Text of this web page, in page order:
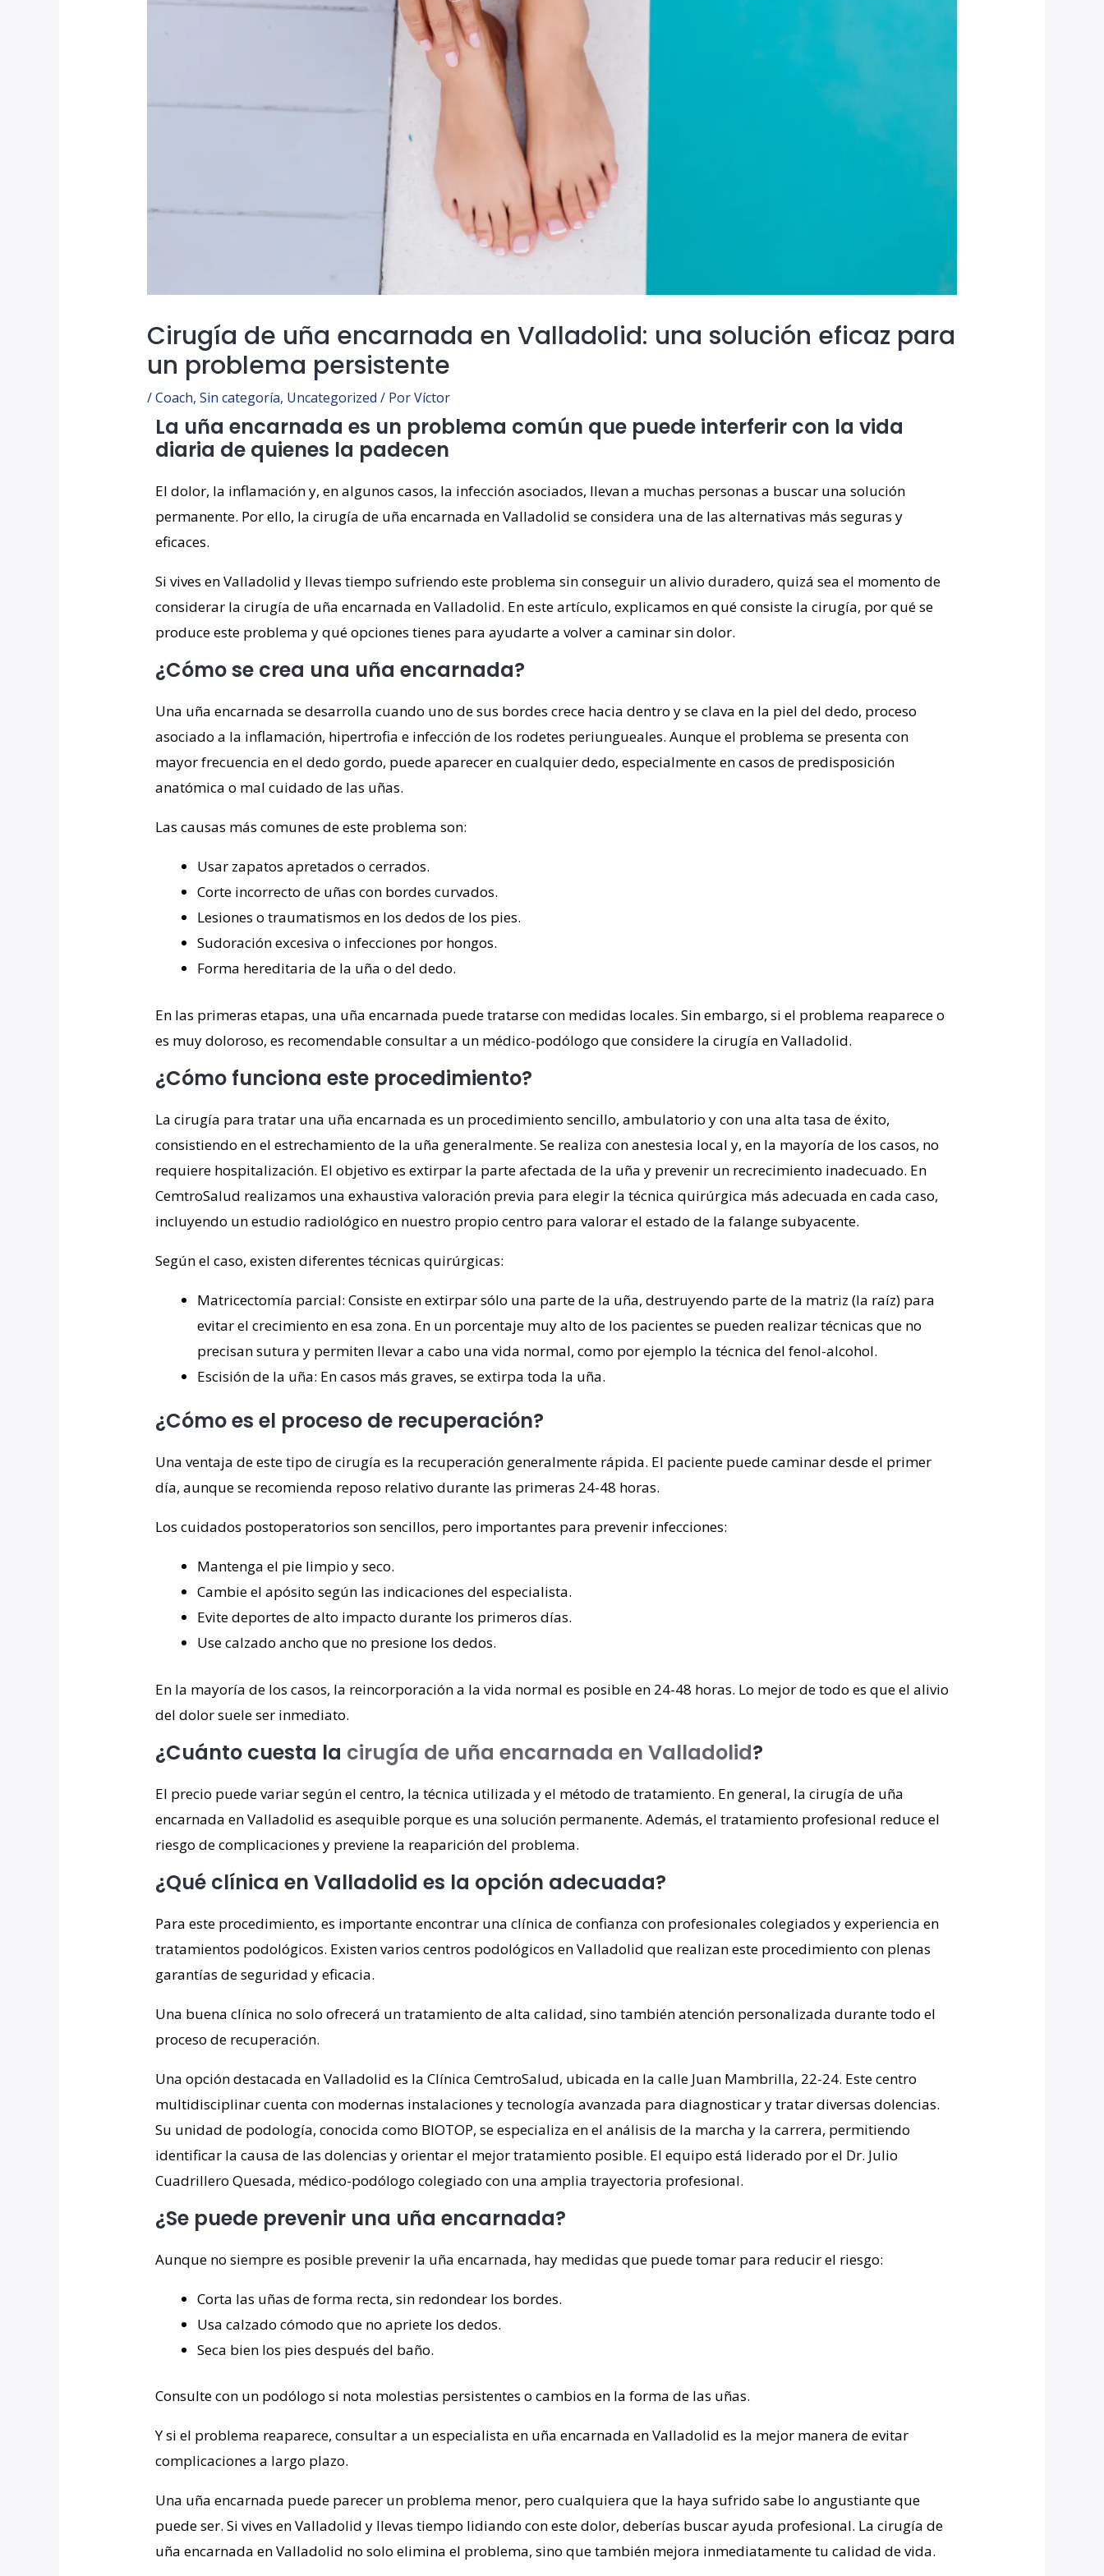
Cirugía de uña encarnada en Valladolid: una solución eficaz para
un problema persistente
/Coach, Sin categoría, Uncategorized / PorVíctor
La uña encarnada es un problema común que puede interferir con la vida
diaria de quienes la padecen
El dolor, la inflamación y, en algunos casos, la infección asociados, llevan a muchas personas a buscar una solución
permanente. Por ello, la cirugía de uña encarnada en Valladolid se considera una de las alternativas más seguras y
eficaces.
Si vives en Valladolid y llevas tiempo sufriendo este problema sin conseguir un alivio duradero, quizá sea el momento de
considerar la cirugía de uña encarnada en Valladolid. En este artículo, explicamos en qué consiste la cirugía, por qué se
produce este problema y qué opciones tienes para ayudarte a volver a caminar sin dolor.
¿Cómo se crea una uña encarnada?
Una uña encarnada se desarrolla cuando uno de sus bordes crece hacia dentro y se clava en la piel del dedo, proceso
asociado a la inflamación, hipertrofia e infección de los rodetes periungueales. Aunque el problema se presenta con
mayor frecuencia en el dedo gordo, puede aparecer en cualquier dedo, especialmente en casos de predisposición
anatómica o mal cuidado de las uñas.
Las causas más comunes de este problema son:
Usar zapatos apretados o cerrados.
Corte incorrecto de uñas con bordes curvados.
Lesiones o traumatismos en los dedos de los pies.
Sudoración excesiva o infecciones por hongos.
Forma hereditaria de la uña o del dedo.
En las primeras etapas, una uña encarnada puede tratarse con medidas locales. Sin embargo, si el problema reaparece o
es muy doloroso, es recomendable consultar a un médico-podólogo que considere la cirugía en Valladolid.
¿Cómo funciona este procedimiento?
La cirugía para tratar una uña encarnada es un procedimiento sencillo, ambulatorio y con una alta tasa de éxito,
consistiendo en el estrechamiento de la uña generalmente. Se realiza con anestesia local y, en la mayoría de los casos, no
requiere hospitalización. El objetivo es extirpar la parte afectada de la uña y prevenir un recrecimiento inadecuado. En
CemtroSalud realizamos una exhaustiva valoración previa para elegir la técnica quirúrgica más adecuada en cada caso,
incluyendo un estudio radiológico en nuestro propio centro para valorar el estado de la falange subyacente.
Según el caso, existen diferentes técnicas quirúrgicas:
Matricectomía parcial: Consiste en extirpar sólo una parte de la uña, destruyendo parte de la matriz (la raíz) para
evitar el crecimiento en esa zona. En un porcentaje muy alto de los pacientes se pueden realizar técnicas que no
precisan sutura y permiten llevar a cabo una vida normal, como por ejemplo la técnica del fenol-alcohol.
Escisión de la uña: En casos más graves, se extirpa toda la uña.
¿Cómo es el proceso de recuperación?
Una ventaja de este tipo de cirugía es la recuperación generalmente rápida. El paciente puede caminar desde el primer
día, aunque se recomienda reposo relativo durante las primeras 24-48 horas.
Los cuidados postoperatorios son sencillos, pero importantes para prevenir infecciones:
Mantenga el pie limpio y seco.
Cambie el apósito según las indicaciones del especialista.
Evite deportes de alto impacto durante los primeros días.
Use calzado ancho que no presione los dedos.
En la mayoría de los casos, la reincorporación a la vida normal es posible en 24-48 horas. Lo mejor de todo es que el alivio
del dolor suele ser inmediato.
¿Cuánto cuesta la cirugía de uña encarnada en Valladolid?
El precio puede variar según el centro, la técnica utilizada y el método de tratamiento. En general, la cirugía de uña
encarnada en Valladolid es asequible porque es una solución permanente. Además, el tratamiento profesional reduce el
riesgo de complicaciones y previene la reaparición del problema.
¿Qué clínica en Valladolid es la opción adecuada?
Para este procedimiento, es importante encontrar una clínica de confianza con profesionales colegiados y experiencia en
tratamientos podológicos. Existen varios centros podológicos en Valladolid que realizan este procedimiento con plenas
garantías de seguridad y eficacia.
Una buena clínica no solo ofrecerá un tratamiento de alta calidad, sino también atención personalizada durante todo el
proceso de recuperación.
Una opción destacada en Valladolid es la Clínica CemtroSalud, ubicada en la calle Juan Mambrilla, 22-24. Este centro
multidisciplinar cuenta con modernas instalaciones y tecnología avanzada para diagnosticar y tratar diversas dolencias.
Su unidad de podología, conocida como BIOTOP, se especializa en el análisis de la marcha y la carrera, permitiendo
identificar la causa de las dolencias y orientar el mejor tratamiento posible. El equipo está liderado por el Dr. Julio
Cuadrillero Quesada, médico-podólogo colegiado con una amplia trayectoria profesional.
¿Se puede prevenir una uña encarnada?
Aunque no siempre es posible prevenir la uña encarnada, hay medidas que puede tomar para reducir el riesgo:
Corta las uñas de forma recta, sin redondear los bordes.
Usa calzado cómodo que no apriete los dedos.
Seca bien los pies después del baño.
Consulte con un podólogo si nota molestias persistentes o cambios en la forma de las uñas.
Y si el problema reaparece, consultar a un especialista en uña encarnada en Valladolid es la mejor manera de evitar
complicaciones a largo plazo.
Una uña encarnada puede parecer un problema menor, pero cualquiera que la haya sufrido sabe lo angustiante que
puede ser. Si vives en Valladolid y llevas tiempo lidiando con este dolor, deberías buscar ayuda profesional. La cirugía de
uña encarnada en Valladolid no solo elimina el problema, sino que también mejora inmediatamente tu calidad de vida.